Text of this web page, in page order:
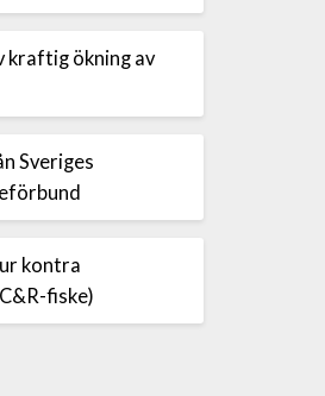
kraftig ökning av
Sveriges
kontra
fiske)